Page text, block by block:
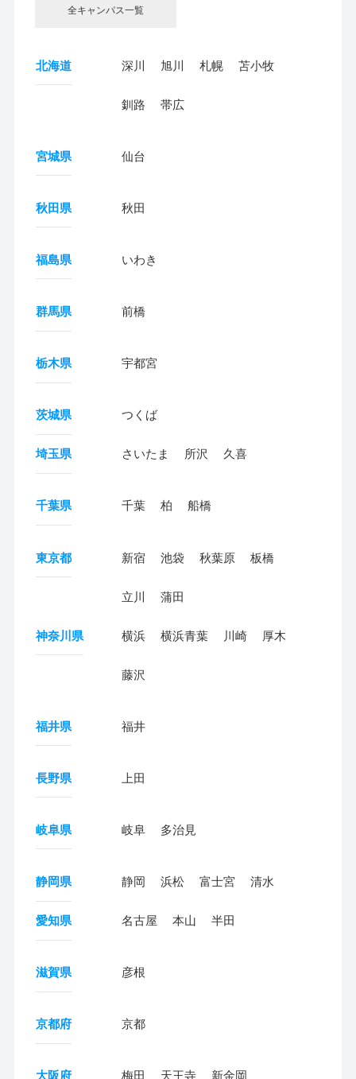
全キャンパス一覧
北海道 深川 旭川 札幌 苫小牧
釧路 帯広
宮城県 仙台
秋田県 秋田
福島県 いわき
群馬県 前橋
栃木県 宇都宮
茨城県 つくば
埼玉県 さいたま 所沢 久喜
千葉県 千葉 柏 船橋
東京都 新宿 池袋 秋葉原 板橋
立川 蒲田
神奈川県 横浜 横浜青葉 川崎 厚木
藤沢
福井県 福井
長野県 上田
岐阜県 岐阜 多治見
静岡県 静岡 浜松 富士宮 清水
愛知県 名古屋 本山 半田
滋賀県 彦根
京都府 京都
大阪府 梅田 天王寺 新金岡